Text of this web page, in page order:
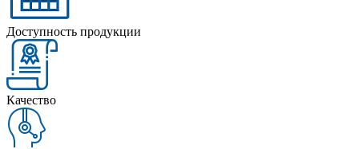
Доступность продукции
Качество